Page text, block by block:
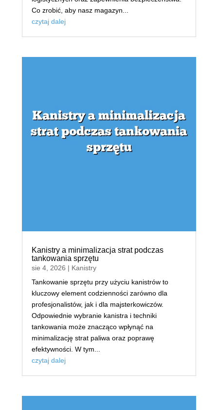
Co zrobić, aby nasz magazyn...
czytaj dalej
Kanistry a minimalizacja strat podczas
tankowania sprzętu
sie 4, 2026 | Kanistry
Tankowanie sprzętu przy użyciu kanistrów to
kluczowy element codzienności zarówno dla
profesjonalistów, jak i dla majsterkowiczów.
Odpowiednie wybranie kanistra i techniki
tankowania może znacząco wpłynąć na
minimalizację strat paliwa oraz poprawę
efektywności. W tym...
czytaj dalej